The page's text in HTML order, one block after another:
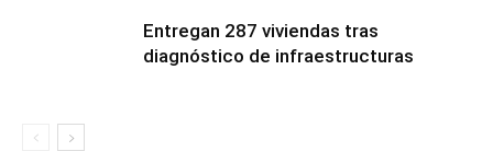
Entregan 287 viviendas tras
diagnóstico de infraestructuras